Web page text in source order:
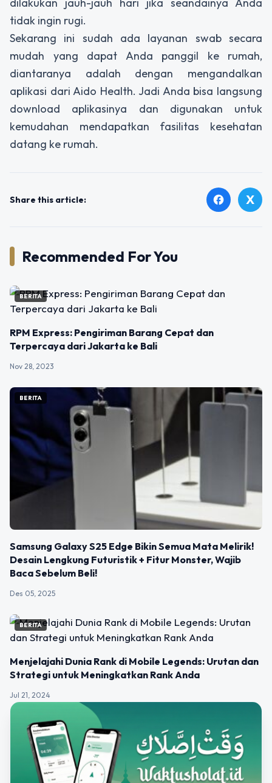
tidak ingin rugi.
Sekarang ini sudah ada layanan swab secara
mudah yang dapat Anda panggil ke rumah,
diantaranya adalah dengan mengandalkan
aplikasi dari Aido Health. Jadi Anda bisa langsung
download aplikasinya dan digunakan untuk
kemudahan mendapatkan fasilitas kesehatan
datang ke rumah.
Share this article: facebook X
Recommended For You
BERITA
RPM Express: Pengiriman Barang Cepat dan
Terpercaya dari Jakarta ke Bali
Nov 28, 2023
BERITA
Samsung Galaxy S25 Edge Bikin Semua Mata Melirik!
Desain Lengkung Futuristik + Fitur Monster, Wajib
Baca Sebelum Beli!
Des 05, 2025
BERITA
Menjelajahi Dunia Rank di Mobile Legends: Urutan dan
Strategi untuk Meningkatkan Rank Anda
Jul 21, 2024